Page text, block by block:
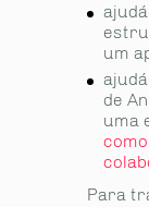
um
de
uma
Para